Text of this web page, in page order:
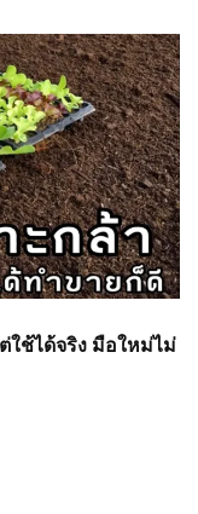
ใช้ได้จริง มือใหม่ไม่